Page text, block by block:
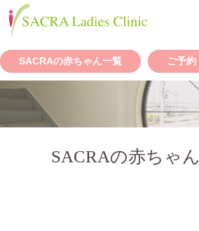
SACRAの赤ちゃん一覧 ご予約
SACRAの赤ちゃん